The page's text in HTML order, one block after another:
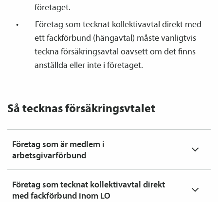
företaget.
Företag som tecknat kollektiv­avtal direkt med
ett fackförbund (häng­avtal) måste vanligtvis
teckna försäkrings­avtal oavsett om det finns
anställda eller inte i företaget.
Så tecknas försäkringsvtalet
Företag som är medlem i
arbetsgivarförbund
Företag som tecknat kollektiv­avtal direkt
med fackförbund inom LO